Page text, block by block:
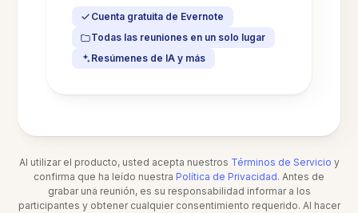
Cuenta gratuita de Evernote
Todas las reuniones en un solo lugar
Resúmenes de IA y más
Al utilizar el producto, usted acepta nuestros Términos de Servicio y
confirma que ha leído nuestra Política de Privacidad. Antes de
grabar una reunión, es su responsabilidad informar a los
participantes y obtener cualquier consentimiento requerido. Al hacer